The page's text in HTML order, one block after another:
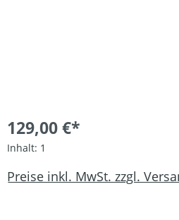
129,00 €*
Inhalt: 1
Preise inkl. MwSt. zzgl.